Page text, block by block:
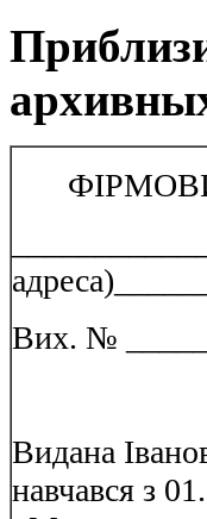
Вих. №
Видана
навчався з